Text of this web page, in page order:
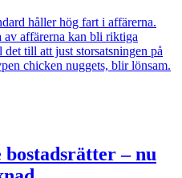
håller hög fart i affärerna.
av affärerna kan bli riktiga
till att just storsatsningen på
chicken nuggets, blir lönsam.
– nu